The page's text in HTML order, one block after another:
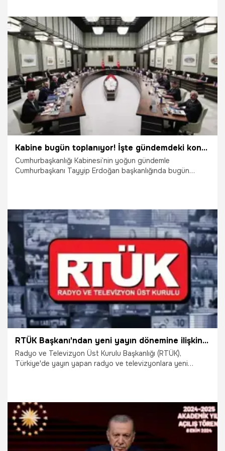
14.10.2024 Gündem
Kabine bugün toplanıyor! İşte gündemdeki konular
Cumhurbaşkanlığı Kabinesi’nin yoğun gündemle
Cumhurbaşkanı Tayyip Erdoğan başkanlığında bugün
14.10.2024
RTÜK Başkanı'ndan yeni yayın dönemine ilişkin açıklama: Şiddet meşrulaştırılamaz
Radyo ve Televizyon Üst Kurulu Başkanlığı (RTÜK),
Türkiye'de yayın yapan radyo ve televizyonlara yeni
10.10.2024 Gündem